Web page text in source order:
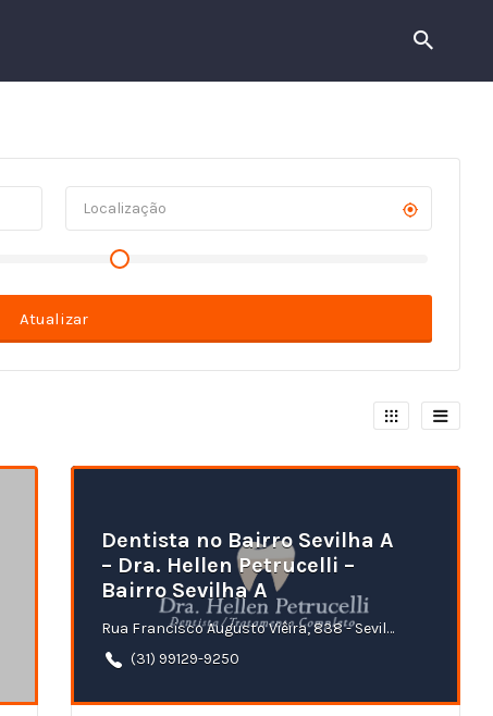
Atualizar
Dentista no Bairro Sevilha A
– Dra. Hellen Petrucelli –
Bairro Sevilha A
Rua Francisco Augusto Viêira, 838 - Sevilha A, Ribeirão das Neves - MG
(31) 99129-9250